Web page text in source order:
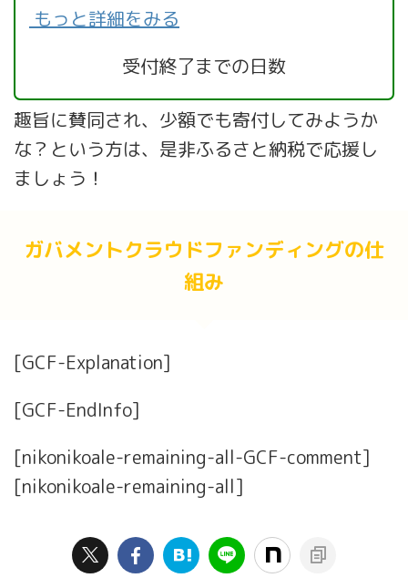
もっと詳細をみる
受付終了までの日数
趣旨に賛同され、少額でも寄付してみようか
な？という方は、是非ふるさと納税で応援し
ましょう！
ガバメントクラウドファンディングの仕
組み
[GCF-Explanation]
[GCF-EndInfo]
[nikonikoale-remaining-all-GCF-comment]
[nikonikoale-remaining-all]